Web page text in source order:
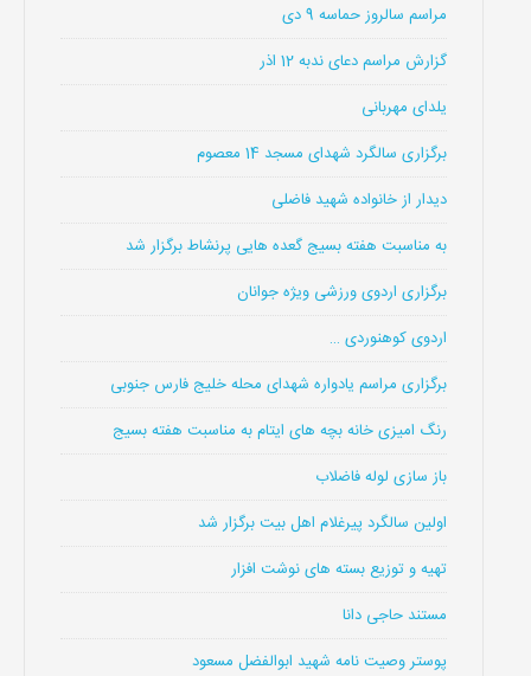
مراسم سالروز حماسه 9 دی
گزارش مراسم دعای ندبه 12 اذر
یلدای مهربانی
برگزاری سالگرد شهدای مسجد 14 معصوم
دیدار از خانواده شهید فاضلی
به مناسبت هفته بسیج گعده هایی پرنشاط برگزار شد
برگزاری اردوی ورزشی ویژه جوانان
اردوی کوهنوردی …
برگزاری مراسم یادواره شهدای محله خلیج فارس جنوبی
رنگ امیزی خانه بچه های ایتام به مناسبت هفته بسیج
باز سازی لوله فاضلاب
اولین سالگرد پیرغلام اهل بیت برگزار شد
تهیه و توزیع بسته های نوشت افزار
مستند حاجی دانا
پوستر وصیت نامه شهید ابوالفضل مسعود